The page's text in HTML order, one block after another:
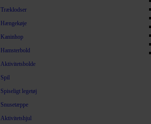
Træklodser
Hængekøje
Kaninhop
Hamsterbold
Aktivitetsbolde
Spil
Spiseligt legetøj
Snusetæppe
Aktivitetshjul